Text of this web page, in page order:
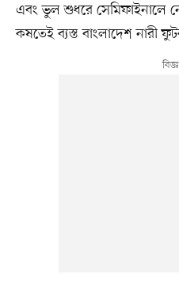
এবং ভুল শুধরে সেমিফাইনালে
কষতেই ব্যস্ত বাংলাদেশ নারী